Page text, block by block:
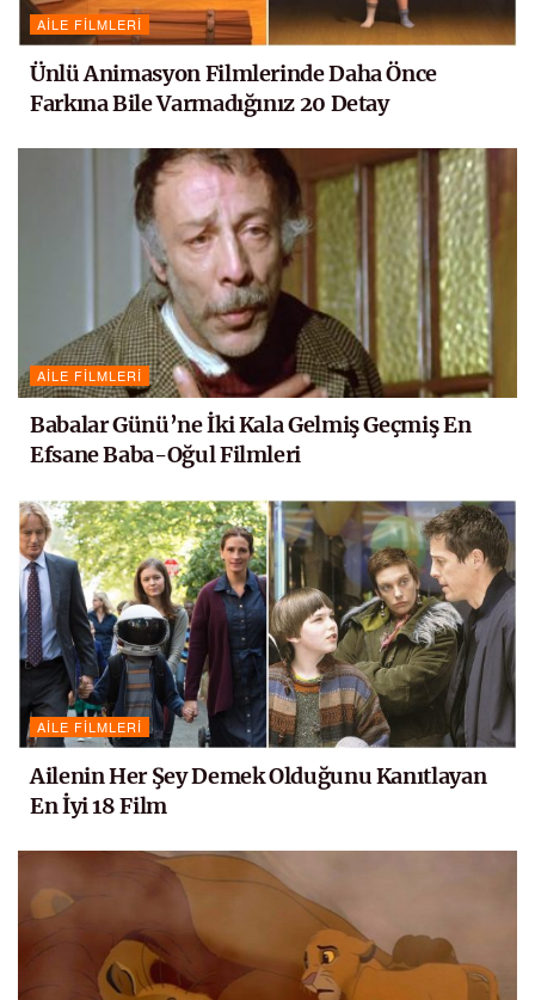
AILE FILMLERI
Ünlü Animasyon Filmlerinde Daha Önce
Farkına Bile Varmadığınız 20 Detay
AILE FILMLERI
Babalar Günü’ne İki Kala Gelmiş Geçmiş En
Efsane Baba-Oğul Filmleri
AILE FILMLERI
Ailenin Her Şey Demek Olduğunu Kanıtlayan
En İyi 18 Film